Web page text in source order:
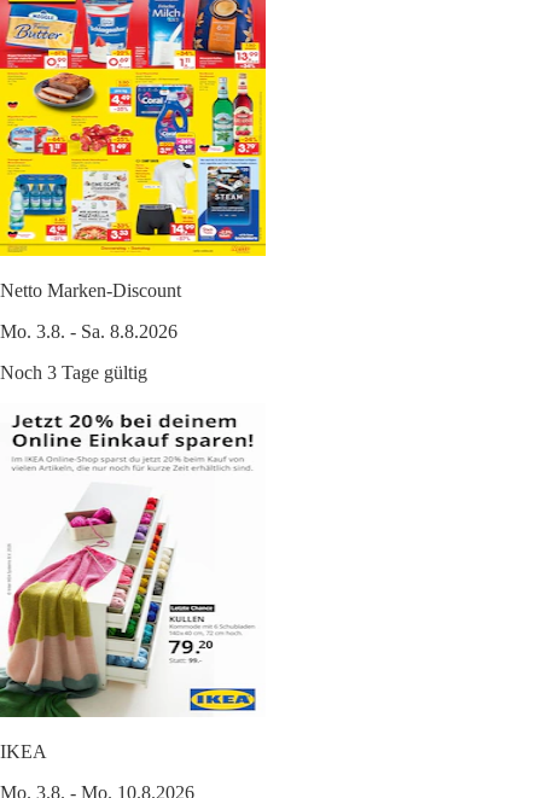
Netto Marken-Discount
Mo. 3.8. - Sa. 8.8.2026
Noch 3 Tage gültig
IKEA
Mo. 3.8. - Mo. 10.8.2026